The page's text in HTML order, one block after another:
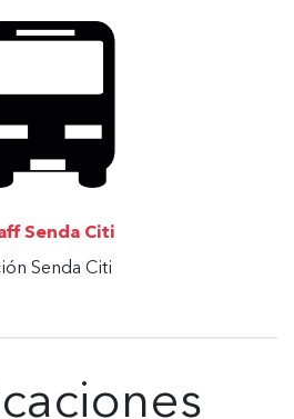
Senda Citi
Senda Citi